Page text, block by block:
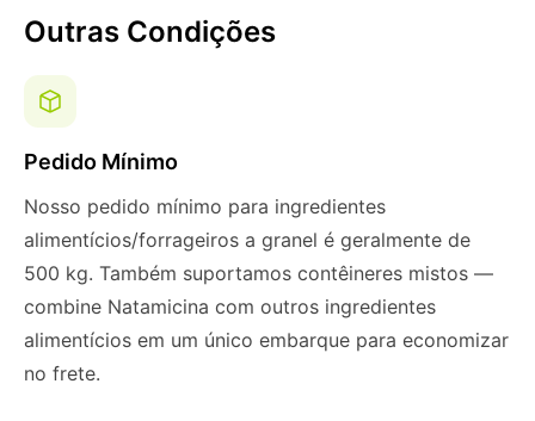
Outras Condições
Pedido Mínimo
Nosso pedido mínimo para ingredientes
alimentícios/forrageiros a granel é geralmente de
500 kg. Também suportamos contêineres mistos —
combine Natamicina com outros ingredientes
alimentícios em um único embarque para economizar
no frete.